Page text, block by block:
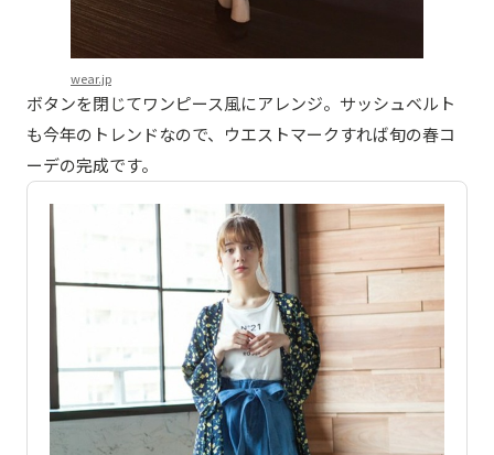
wear.jp
ボタンを閉じてワンピース風にアレンジ。サッシュベルト
も今年のトレンドなので、ウエストマークすれば旬の春コ
ーデの完成です。